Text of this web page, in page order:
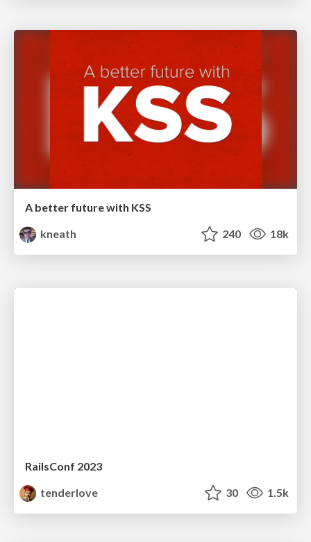
A better future with KSS
kneath
240 18k
RailsConf 2023
tenderlove
30 1.5k